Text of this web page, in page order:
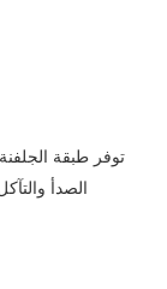
توفر طبقة
الصدأ